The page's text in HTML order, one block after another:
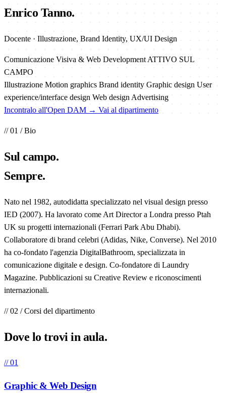
Enrico Tanno.
Docente · Illustrazione, Brand Identity, UX/UI Design
Comunicazione Visiva & Web Development ATTIVO SUL
CAMPO
Illustrazione Motion graphics Brand identity Graphic design User
experience/interface design Web design Advertising
Incontralo all'Open DAM → Vai al dipartimento
// 01 / Bio
Sulcampo.
Sempre.
Nato nel 1982, autodidatta specializzato nel visual design presso
IED (2007). Ha lavorato come Art Director a Londra presso Ptah
UK su progetti internazionali (Ferrari Park Abu Dhabi).
Collaboratore di brand celebri (Adidas, Nike, Converse). Nel 2010
ha co-fondato l'agenzia DigitalBathroom, specializzata in
comunicazione digitale e design. Co-fondatore di Laundry
Magazine. Pubblicazioni su Creative Review e riconoscimenti
internazionali.
// 02 / Corsi del dipartimento
Dove lo trovi in aula.
// 01
Graphic & Web Design